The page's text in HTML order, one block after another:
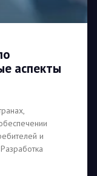
аспекты
и